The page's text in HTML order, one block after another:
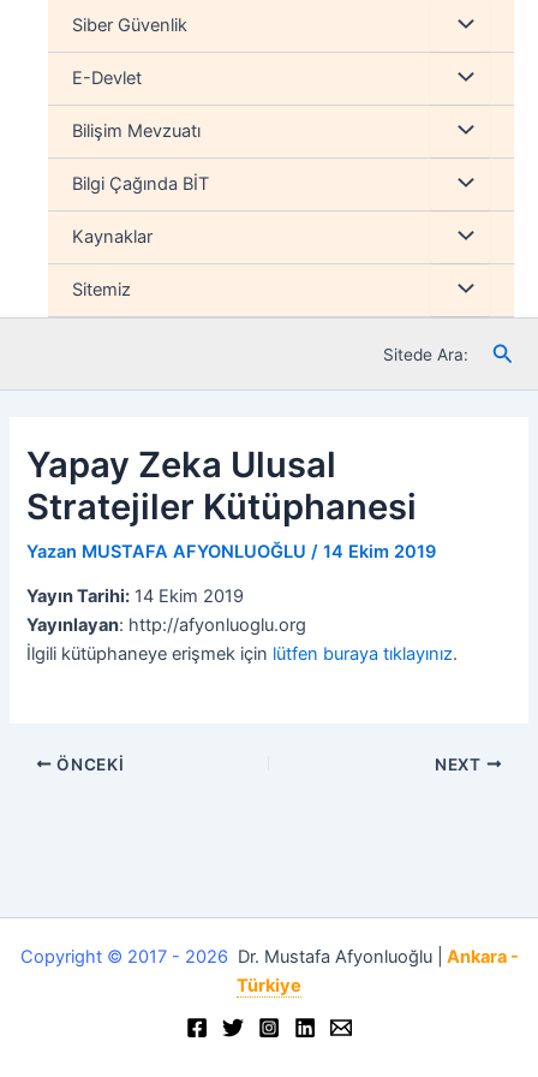
Siber Güvenlik Menu
düğmesi
E-Devlet Menu
düğmesi
Bilişim Mevzuatı Menu
düğmesi
Bilgi Çağında BİT Menu
düğmesi
Kaynaklar Menu
düğmesi
Sitemiz Menu
düğmesi
Sitede Ara:
Yapay Zeka Ulusal
Stratejiler Kütüphanesi
Yazan MUSTAFA AFYONLUOĞLU/14 Ekim 2019
Yayın Tarihi: 14 Ekim 2019
Yayınlayan: http://afyonluoglu.org
İlgili kütüphaneye erişmek için lütfen buraya tıklayınız.
ÖNCEKI NEXT
Copyright © 2017 - 2026 Dr. Mustafa Afyonluoğlu |
Ankara -
Türkiye